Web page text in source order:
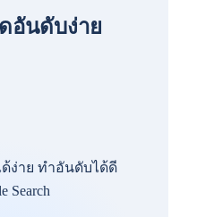
อันดับง่าย
ด้ง่าย ทำอันดับได้ดี
Search